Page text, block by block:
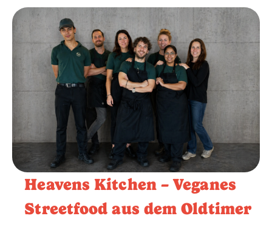
Heavens Kitchen – Veganes
Streetfood aus dem Oldtimer